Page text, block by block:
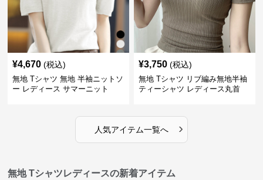
¥4,670 (税込)
無地 Tシャツ 無地 半袖ニットソ
ー レディース サマーニット
¥3,750 (税込)
無地 Tシャツ リブ編み無地半袖
ティーシャツ レディース丸首
人気アイテム一覧へ ›
無地 Tシャツレディースの新着アイテム